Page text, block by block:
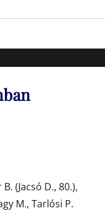
(Jacsó D., 80.),
M., Tarlósi P.